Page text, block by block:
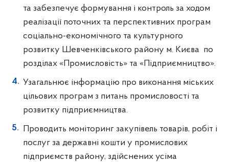
та забезпечує формування і контроль за ходом
реалізації поточних та перспективних програм
соціально-економічного та культурного
розвитку Шевченківського району м. Києва по
розділах «Промисловість» та «Підприємництво».
Узагальнює інформацію про виконання міських
цільових програм з питань промисловості та
розвитку підприємництва.
Проводить моніторинг закупівель товарів, робіт і
послуг за державні кошти у промислових
підприємств району, здійснених усіма